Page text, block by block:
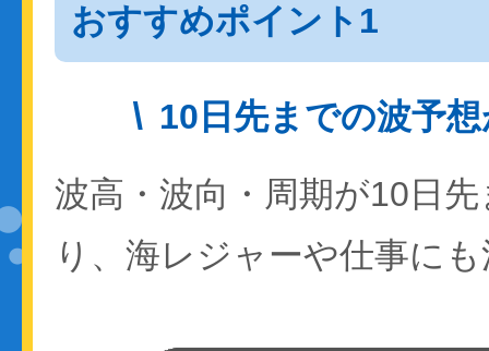
おすすめポイント1
10日先までの波予
波高・波向・周期が10日
り、海レジャーや仕事に